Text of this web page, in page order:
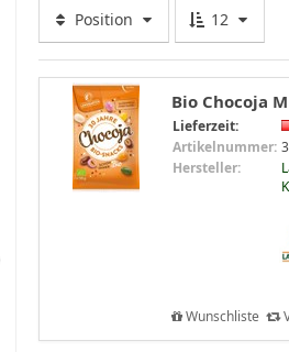
Position 12
Bio Chocoja
Lieferzeit:
Artikelnummer:
Hersteller:
Wunschliste